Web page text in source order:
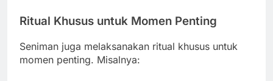
Ritual Khusus untuk Momen Penting
Seniman juga melaksanakan ritual khusus untuk
momen penting. Misalnya: